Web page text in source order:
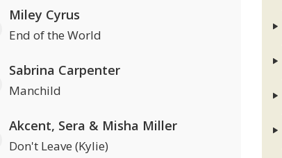
Miley Cyrus
End of the World
Sabrina Carpenter
Manchild
Akcent, Sera & Misha Miller
Don't Leave (Kylie)